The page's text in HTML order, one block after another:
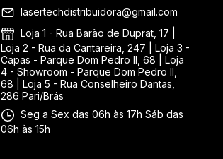
lasertechdistribuidora@gmail.com
Loja 1 - Rua Barão de Duprat, 17 |
Loja 2 - Rua da Cantareira, 247 | Loja 3 -
Capas - Parque Dom Pedro II, 68 | Loja
4 - Showroom - Parque Dom Pedro II,
68 | Loja 5 - Rua Conselheiro Dantas,
286 Pari/Brás
Seg a Sex das 06h às 17h Sáb das
06h às 15h